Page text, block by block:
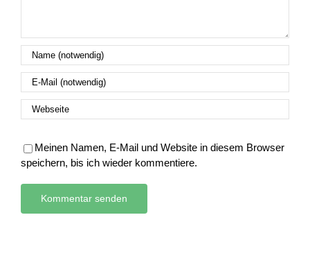
Meinen Namen, E-Mail und Website in diesem Browser
speichern, bis ich wieder kommentiere.